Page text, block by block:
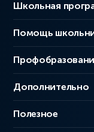
Школьная
Помощь
Дополнительно
Полезное